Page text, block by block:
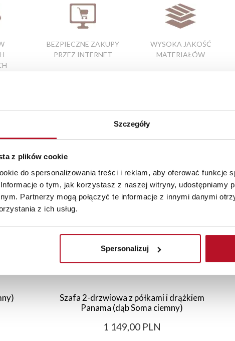
Szczegóły
z plików cookie
do spersonalizowania treści i reklam, aby oferować funkcje
o tym, jak korzystasz z naszej witryny, udostępniamy
Partnerzy mogą połączyć te informacje z innymi danymi
z ich usług.
Spersonalizuj
BEZPIECZNE ZAKUPY
PRZEZ INTERNET
WYSOKA JAKOŚĆ
MATERIAŁÓW
Szafa 2-drzwiowa z półkami i drążkiem
Panama (dąb Soma ciemny)
1 149,00 PLN